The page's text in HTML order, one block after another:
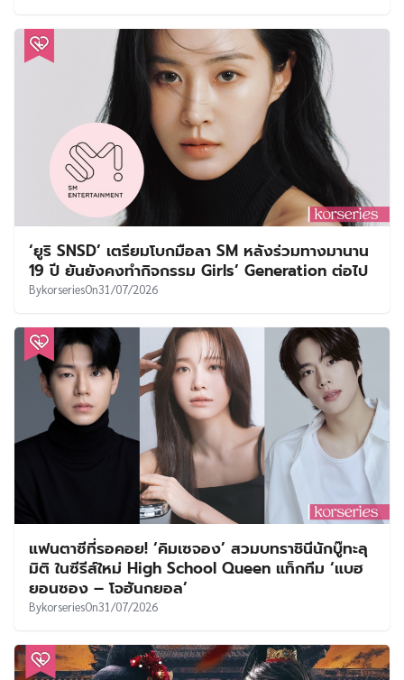
‘ยูริ SNSD’ เตรียมโบกมือลา SM หลังร่วมทางมานาน
19 ปี ยันยังคงทำกิจกรรม Girls’ Generation ต่อไป
BykorseriesOn31/07/2026
แฟนตาซีที่รอคอย! ‘คิมเซจอง’ สวมบทราชินีนักบู๊ทะลุ
มิติ ในซีรีส์ใหม่ High School Queen แท็กทีม ‘แบฮ
ยอนซอง – โจฮันกยอล’
BykorseriesOn31/07/2026